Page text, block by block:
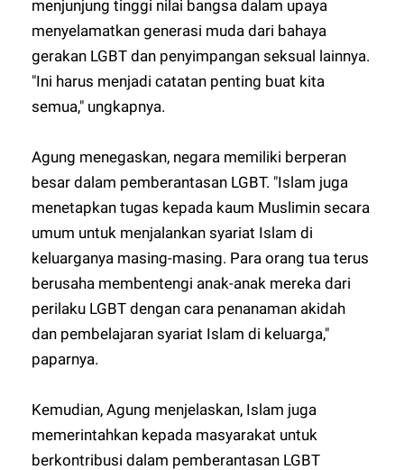
menjunjung tinggi nilai bangsa dalam upaya
menyelamatkan generasi muda dari bahaya
gerakan LGBT dan penyimpangan seksual lainnya.
"Ini harus menjadi catatan penting buat kita
semua," ungkapnya.
Agung menegaskan, negara memiliki berperan
besar dalam pemberantasan LGBT. "Islam juga
menetapkan tugas kepada kaum Muslimin secara
umum untuk menjalankan syariat Islam di
keluarganya masing-masing. Para orang tua terus
berusaha membentengi anak-anak mereka dari
perilaku LGBT dengan cara penanaman akidah
dan pembelajaran syariat Islam di keluarga,"
paparnya.
Kemudian, Agung menjelaskan, Islam juga
memerintahkan kepada masyarakat untuk
berkontribusi dalam pemberantasan LGBT